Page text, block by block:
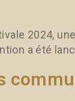
2024,
a été